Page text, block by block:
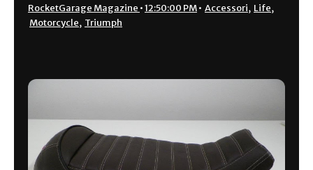
RocketGarage Magazine •12:50:00 PM• Accessori, Life,
Motorcycle, Triumph